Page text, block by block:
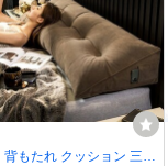
背もたれ クッション 三角